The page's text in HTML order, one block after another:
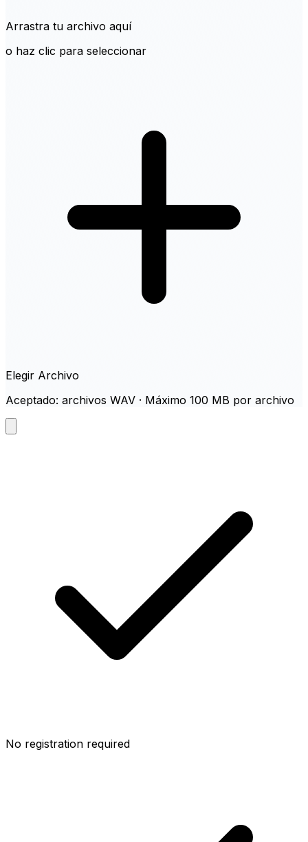
Arrastra tu archivo aquí
o haz clic para seleccionar
Elegir Archivo
Aceptado: archivos WAV · Máximo 100 MB por archivo
No registration required